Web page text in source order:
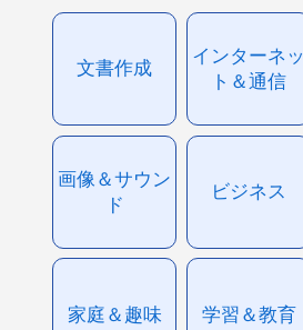
文書作成
インターネッ
ト＆通信
画像＆サウン
ド
ビジネス
家庭＆趣味 学習＆教育